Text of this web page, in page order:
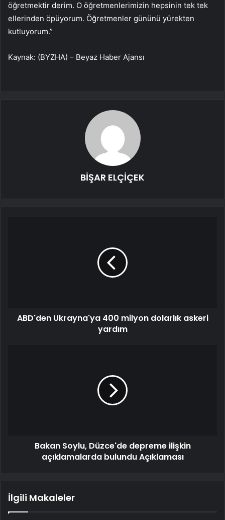
öğretmektir derim. O öğretmenlerimizin hepsinin tek tek
ellerinden öpüyorum. Öğretmenler gününü yürekten
kutluyorum.”
Kaynak: (BYZHA) – Beyaz Haber Ajansı
BİŞAR ELÇİÇEK
ABD'den Ukrayna'ya 400 milyon dolarlık askeri
yardım
Bakan Soylu, Düzce'de depreme ilişkin
açıklamalarda bulundu Açıklaması
İlgili Makaleler